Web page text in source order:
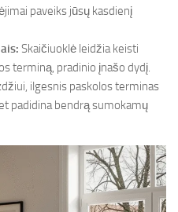
paveiks jūsų kasdienį
Skaičiuoklė leidžia keisti
terminą, pradinio įnašo dydį.
ilgesnis paskolos terminas
padidina bendrą sumokamų